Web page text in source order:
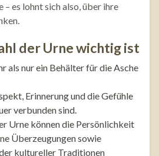
es lohnt sich also, über ihre
der Urne wichtig ist
als nur ein Behälter für die Asche
Erinnerung und die Gefühle
verbunden sind.
Urne können die Persönlichkeit
Überzeugungen sowie
kultureller Traditionen